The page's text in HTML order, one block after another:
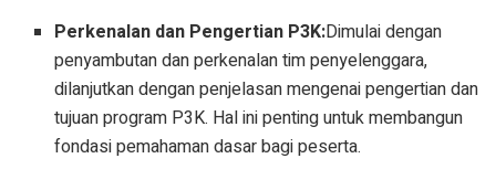
Perkenalan dan Pengertian P3K:Dimulai dengan
penyambutan dan perkenalan tim penyelenggara,
dilanjutkan dengan penjelasan mengenai pengertian dan
tujuan program P3K. Hal ini penting untuk membangun
fondasi pemahaman dasar bagi peserta.